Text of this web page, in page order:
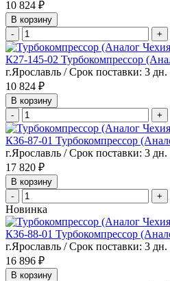
10 824 ₽
В корзину
-
+
К27-145-02 Турбокомпрессор
г.Ярославль / Срок поставки: 3 дн.
10 824 ₽
В корзину
-
+
К36-87-01 Турбокомпрессор
г.Ярославль / Срок поставки: 3 дн.
17 820 ₽
В корзину
-
+
Новинка
К36-88-01 Турбокомпрессор
г.Ярославль / Срок поставки: 3 дн.
16 896 ₽
В корзину